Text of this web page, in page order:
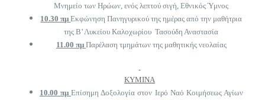
Μνημείο των Ηρώων, ενός λεπτού σιγή, Εθνικός Ύμνος
10.30 πμΕκφώνηση Πανηγυρικού της ημέρας από την μαθήτρια
της Β’ Λυκείου Καλοχωρίου Τασούδη Αναστασία
11.00 πμ Παρέλαση τμημάτων της μαθητικής νεολαίας
ΚΥΜΙΝΑ
10.00 πμ Επίσημη Δοξολογία στον Ιερό Ναό Κοιμήσεως Αγίων